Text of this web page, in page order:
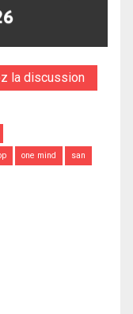
la discussion
one mind san